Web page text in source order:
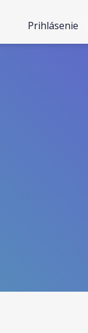
Prihlásenie